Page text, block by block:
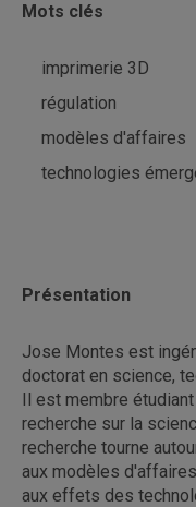
Mots clés
imprimerie 3D
régulation
modèles d'affaires
technologies
Présentation
Jose Montes est
doctorat en science,
Il est membre
recherche sur la
recherche tourne
aux modèles
aux effets des